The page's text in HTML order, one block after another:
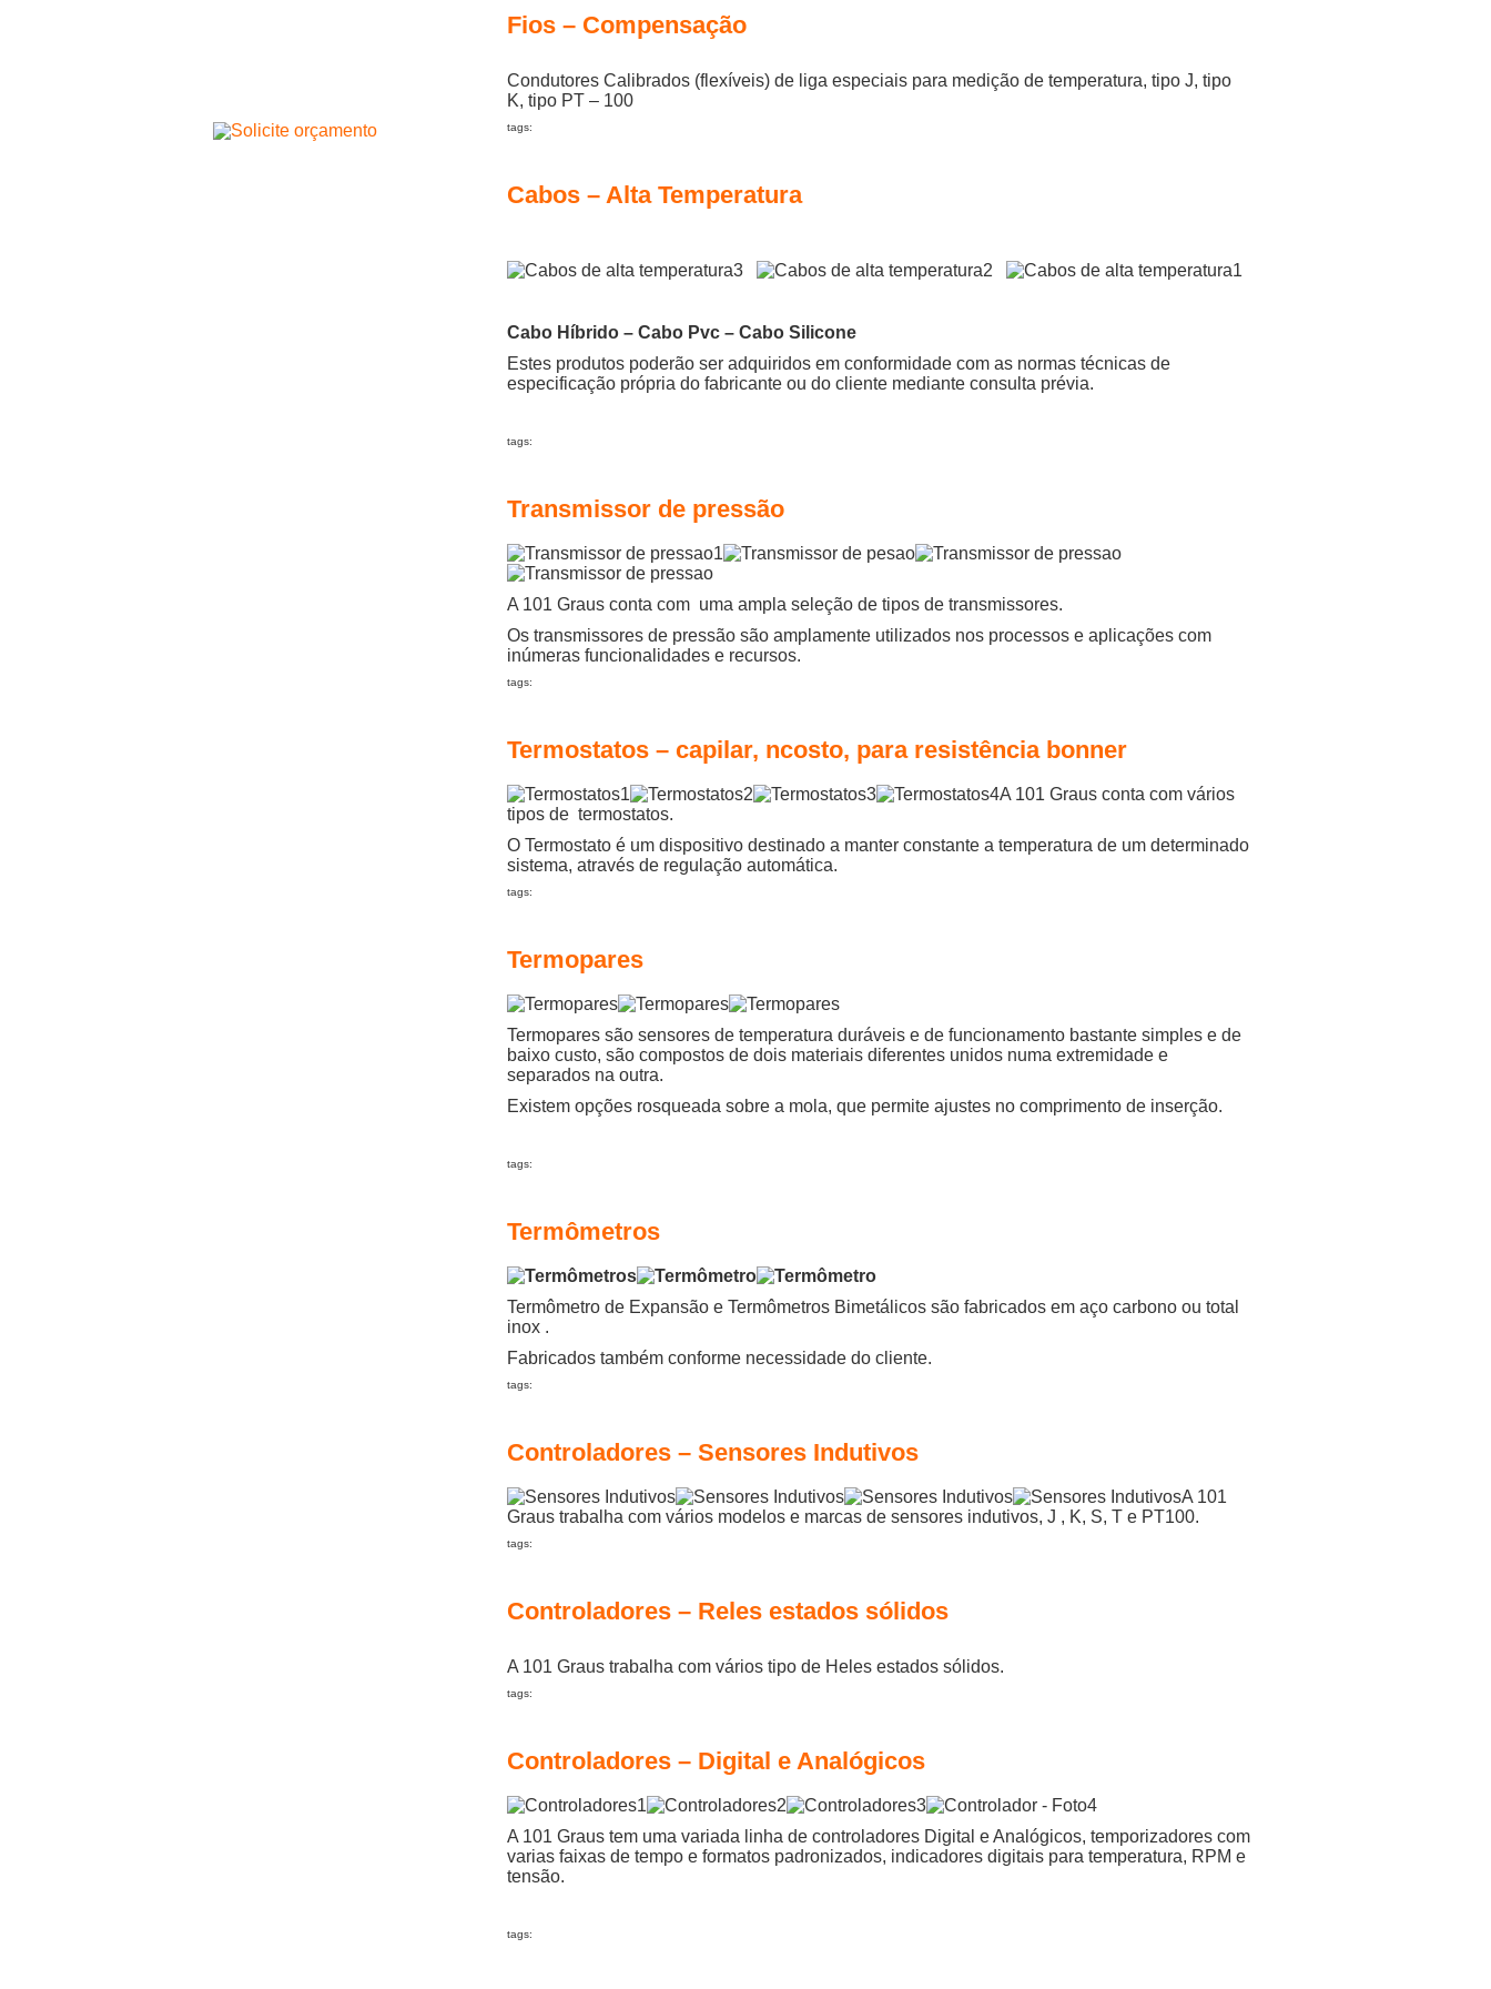
Fios – Compensação
Condutores Calibrados (flexíveis) de liga especiais para medição de temperatura, tipo J, tipo
K, tipo PT – 100
tags:
Cabos – Alta Temperatura
Cabo Híbrido – Cabo Pvc – Cabo Silicone
Estes produtos poderão ser adquiridos em conformidade com as normas técnicas de
especificação própria do fabricante ou do cliente mediante consulta prévia.
tags:
Transmissor de pressão
A 101 Graus conta com uma ampla seleção de tipos de transmissores.
Os transmissores de pressão são amplamente utilizados nos processos e aplicações com
inúmeras funcionalidades e recursos.
tags:
Termostatos – capilar, ncosto, para resistência bonner
A 101 Graus conta com vários
tipos de termostatos.
O Termostato é um dispositivo destinado a manter constante a temperatura de um determinado
sistema, através de regulação automática.
tags:
Termopares
Termopares são sensores de temperatura duráveis e de funcionamento bastante simples e de
baixo custo, são compostos de dois materiais diferentes unidos numa extremidade e
separados na outra.
Existem opções rosqueada sobre a mola, que permite ajustes no comprimento de inserção.
tags:
Termômetros
Termômetro de Expansão e Termômetros Bimetálicos são fabricados em aço carbono ou total
inox .
Fabricados também conforme necessidade do cliente.
tags:
Controladores – Sensores Indutivos
A 101
Graus trabalha com vários modelos e marcas de sensores indutivos, J , K, S, T e PT100.
tags:
Controladores – Reles estados sólidos
A 101 Graus trabalha com vários tipo de Heles estados sólidos.
tags:
Controladores – Digital e Analógicos
A 101 Graus tem uma variada linha de controladores Digital e Analógicos, temporizadores com
varias faixas de tempo e formatos padronizados, indicadores digitais para temperatura, RPM e
tensão.
tags: